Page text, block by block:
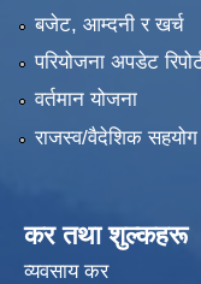
बजेट, आम्दनी र खर्च
परियोजना अपडेट
वर्तमान योजना
राजस्व/वैदेशिक सहयोग
कर तथा शुल्कहरू
व्यवसाय कर